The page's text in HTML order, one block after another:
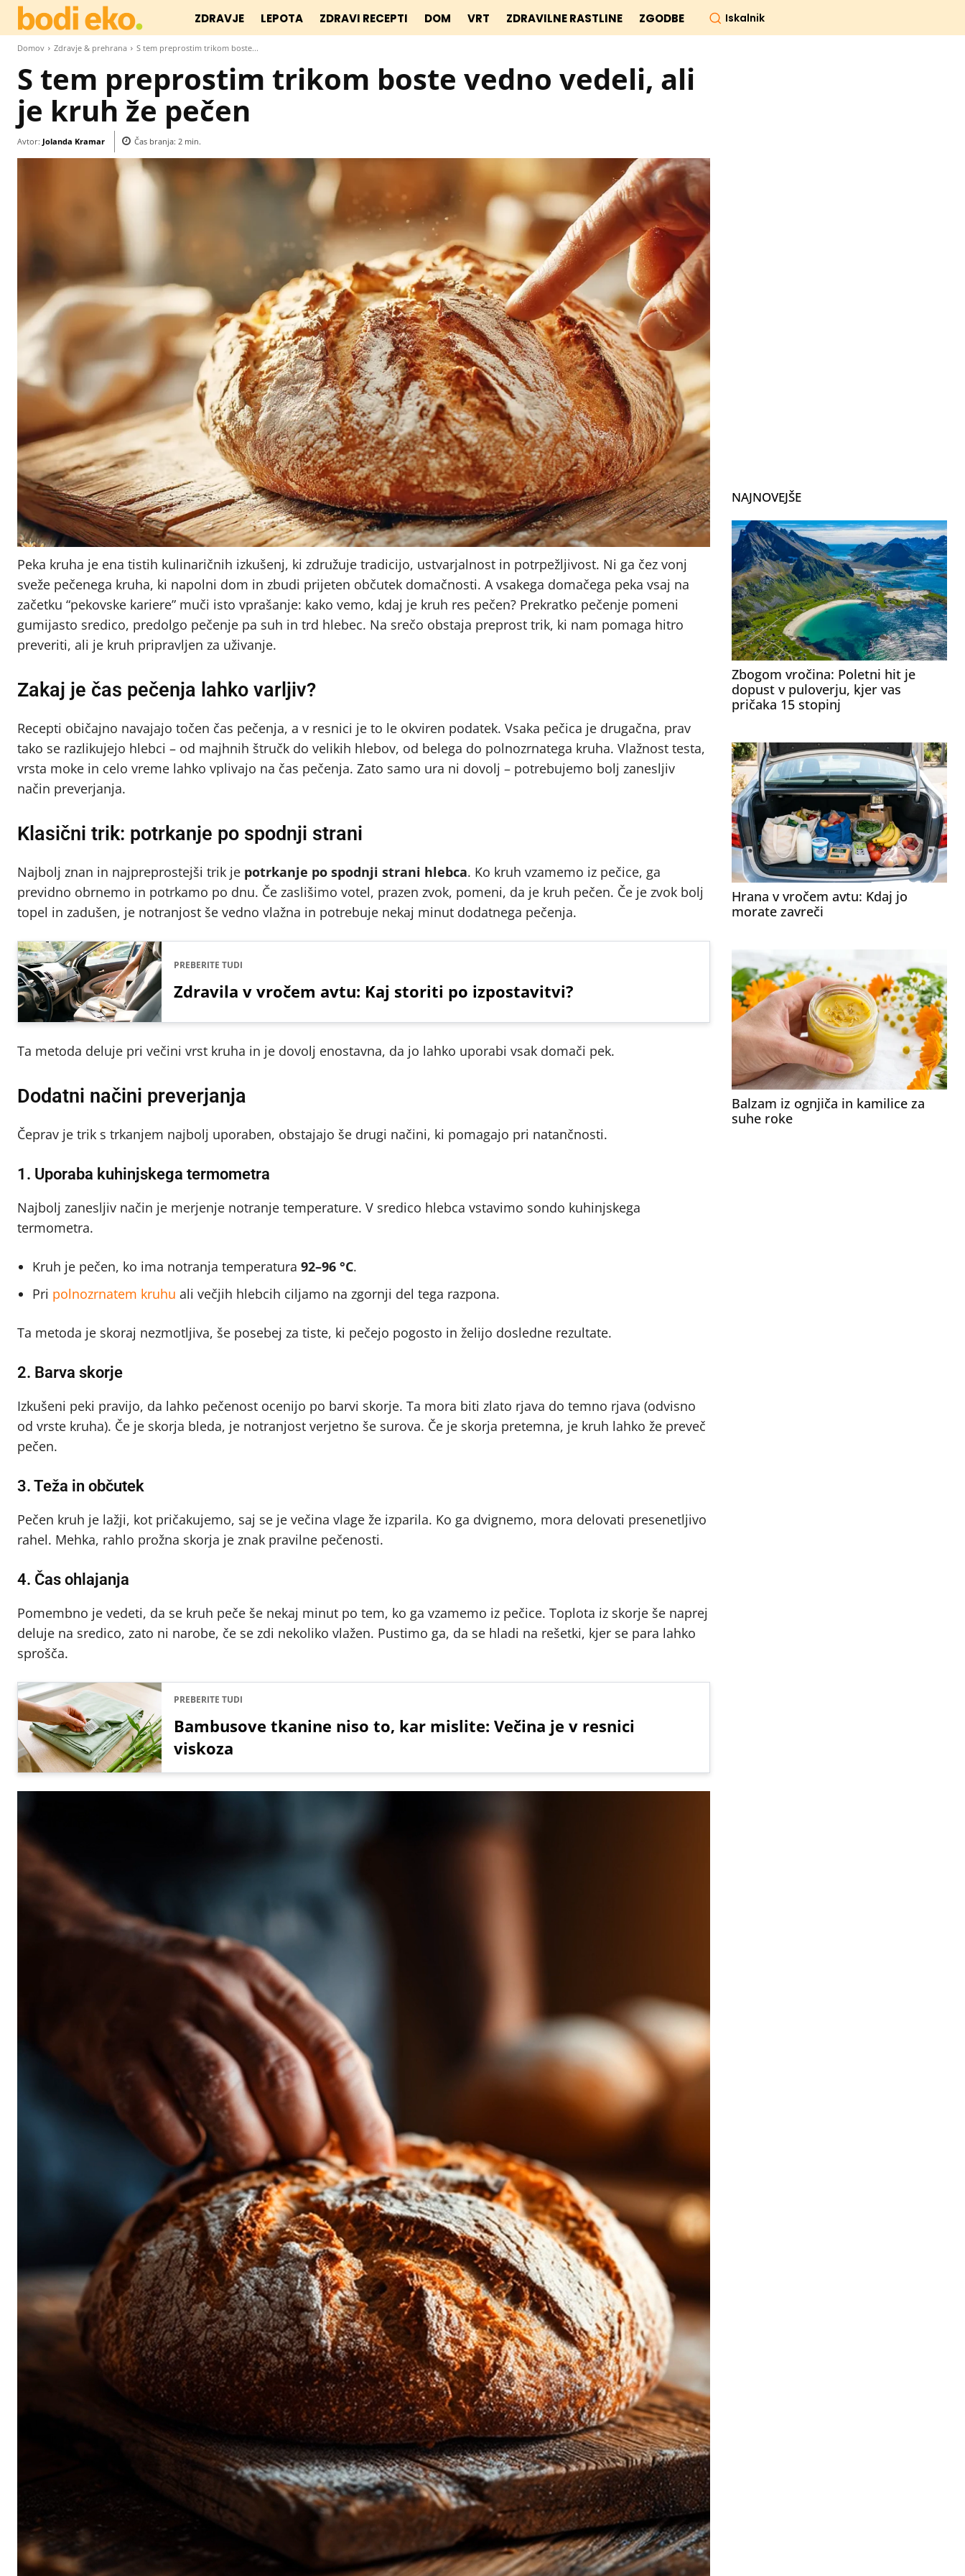
ZDRAVJE LEPOTA ZDRAVI RECEPTI DOM VRT ZDRAVILNE RASTLINE ZGODBE Iskalnik
Domov Zdravje & prehrana S tem preprostim trikom boste...
S tem preprostim trikom boste vedno vedeli, ali
je kruh že pečen
Avtor: Jolanda Kramar Čas branja: 2 min.
Peka kruha je ena tistih kulinaričnih izkušenj, ki združuje tradicijo, ustvarjalnost in potrpežljivost. Ni ga čez vonj
sveže pečenega kruha, ki napolni dom in zbudi prijeten občutek domačnosti. A vsakega domačega peka vsaj na
začetku “pekovske kariere” muči isto vprašanje: kako vemo, kdaj je kruh res pečen? Prekratko pečenje pomeni
gumijasto sredico, predolgo pečenje pa suh in trd hlebec. Na srečo obstaja preprost trik, ki nam pomaga hitro
preveriti, ali je kruh pripravljen za uživanje.
Zakaj je čas pečenja lahko varljiv?
Recepti običajno navajajo točen čas pečenja, a v resnici je to le okviren podatek. Vsaka pečica je drugačna, prav
tako se razlikujejo hlebci – od majhnih štručk do velikih hlebov, od belega do polnozrnatega kruha. Vlažnost testa,
vrsta moke in celo vreme lahko vplivajo na čas pečenja. Zato samo ura ni dovolj – potrebujemo bolj zanesljiv
način preverjanja.
Klasični trik: potrkanje po spodnji strani
Najbolj znan in najpreprostejši trik je potrkanje po spodnji strani hlebca. Ko kruh vzamemo iz pečice, ga
previdno obrnemo in potrkamo po dnu. Če zaslišimo votel, prazen zvok, pomeni, da je kruh pečen. Če je zvok bolj
topel in zadušen, je notranjost še vedno vlažna in potrebuje nekaj minut dodatnega pečenja.
PREBERITE TUDI
Zdravila v vročem avtu: Kaj storiti po izpostavitvi?
Ta metoda deluje pri večini vrst kruha in je dovolj enostavna, da jo lahko uporabi vsak domači pek.
Dodatni načini preverjanja
Čeprav je trik s trkanjem najbolj uporaben, obstajajo še drugi načini, ki pomagajo pri natančnosti.
1. Uporaba kuhinjskega termometra
Najbolj zanesljiv način je merjenje notranje temperature. V sredico hlebca vstavimo sondo kuhinjskega
termometra.
Kruh je pečen, ko ima notranja temperatura 92–96 °C.
Pri polnozrnatem kruhu ali večjih hlebcih ciljamo na zgornji del tega razpona.
Ta metoda je skoraj nezmotljiva, še posebej za tiste, ki pečejo pogosto in želijo dosledne rezultate.
2. Barva skorje
Izkušeni peki pravijo, da lahko pečenost ocenijo po barvi skorje. Ta mora biti zlato rjava do temno rjava (odvisno
od vrste kruha). Če je skorja bleda, je notranjost verjetno še surova. Če je skorja pretemna, je kruh lahko že preveč
pečen.
3. Teža in občutek
Pečen kruh je lažji, kot pričakujemo, saj se je večina vlage že izparila. Ko ga dvignemo, mora delovati presenetljivo
rahel. Mehka, rahlo prožna skorja je znak pravilne pečenosti.
4. Čas ohlajanja
Pomembno je vedeti, da se kruh peče še nekaj minut po tem, ko ga vzamemo iz pečice. Toplota iz skorje še naprej
deluje na sredico, zato ni narobe, če se zdi nekoliko vlažen. Pustimo ga, da se hladi na rešetki, kjer se para lahko
sprošča.
PREBERITE TUDI
Bambusove tkanine niso to, kar mislite: Večina je v resnici
viskoza
NAJNOVEJŠE
Zbogom vročina: Poletni hit je
dopust v puloverju, kjer vas
pričaka 15 stopinj
Hrana v vročem avtu: Kdaj jo
morate zavreči
Balzam iz ognjiča in kamilice za
suhe roke